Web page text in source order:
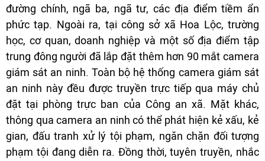
đường chính, ngã ba, ngã tư, các địa điểm tiềm ẩn
phức tạp. Ngoài ra, tại công sở xã Hoa Lộc, trường
học, cơ quan, doanh nghiệp và một số địa điểm tập
trung đông người đã lắp đặt thêm hơn 90 mắt camera
giám sát an ninh. Toàn bộ hệ thống camera giám sát
an ninh này đều được truyền trực tiếp qua máy chủ
đặt tại phòng trực ban của Công an xã. Mặt khác,
thông qua camera an ninh có thể phát hiện kẻ xấu, kẻ
gian, đấu tranh xử lý tội phạm, ngăn chặn đối tượng
phạm tội đang diễn ra. Đồng thời, tuyên truyền, nhắc